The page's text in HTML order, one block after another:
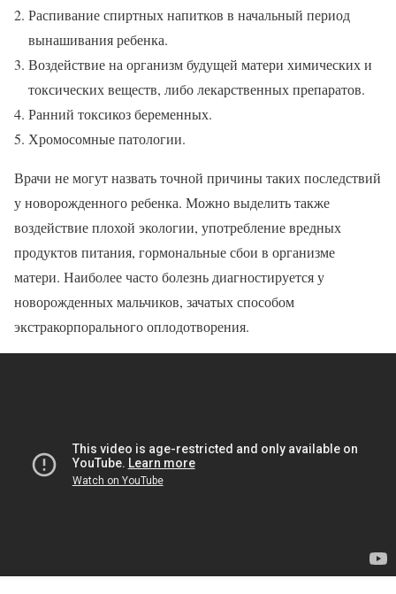
Распивание спиртных напитков в начальный период
вынашивания ребенка.
Воздействие на организм будущей матери химических и
токсических веществ, либо лекарственных препаратов.
Ранний токсикоз беременных.
Хромосомные патологии.
Врачи не могут назвать точной причины таких последствий
у новорожденного ребенка. Можно выделить также
воздействие плохой экологии, употребление вредных
продуктов питания, гормональные сбои в организме
матери. Наиболее часто болезнь диагностируется у
новорожденных мальчиков, зачатых способом
экстракорпорального оплодотворения.